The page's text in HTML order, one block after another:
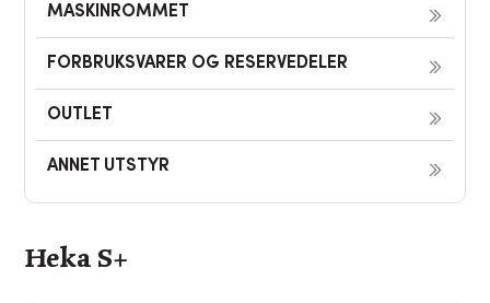
MASKINROMMET
FORBRUKSVARER OG RESERVEDELER
OUTLET
ANNET UTSTYR
Heka S+